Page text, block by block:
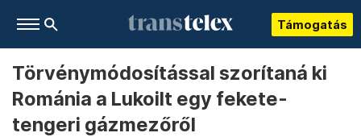
Támogatás
Törvénymódosítással szorítaná ki
Románia a Lukoilt egy fekete-
tengeri gázmezőről